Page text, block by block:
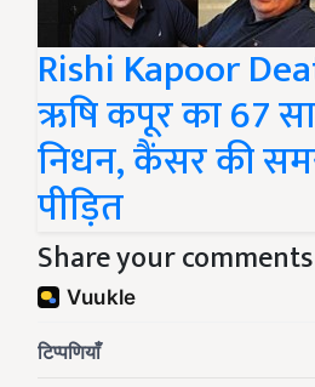
Rishi Kapoor
ऋषि कपूर का 67
निधन, कैंसर की
पीड़ित
Share your comments